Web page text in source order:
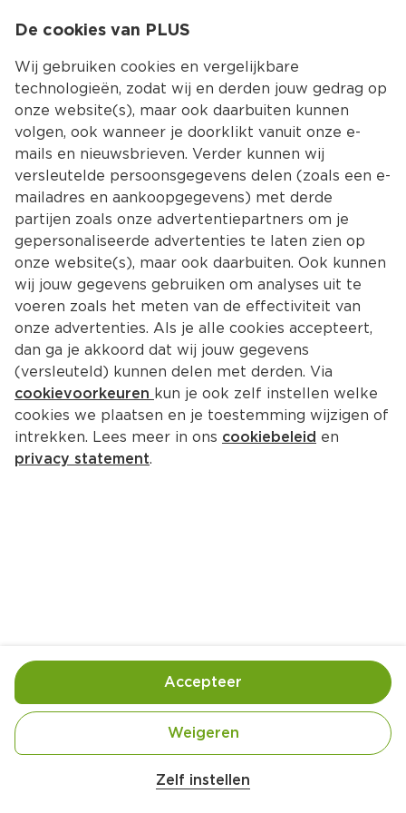
Kies jouw
Ingrediënten Bereiding
De cookies van PLUS
Wij gebruiken cookies en vergelijkbare
technologieën, zodat wij en derden jouw gedrag op
onze website(s), maar ook daarbuiten kunnen
volgen, ook wanneer je doorklikt vanuit onze e-
mails en nieuwsbrieven. Verder kunnen wij
versleutelde persoonsgegevens delen (zoals een e-
mailadres en aankoopgegevens) met derde
partijen zoals onze advertentiepartners om je
gepersonaliseerde advertenties te laten zien op
onze website(s), maar ook daarbuiten. Ook kunnen
wij jouw gegevens gebruiken om analyses uit te
voeren zoals het meten van de effectiviteit van
onze advertenties. Als je alle cookies accepteert,
dan ga je akkoord dat wij jouw gegevens
(versleuteld) kunnen delen met derden. Via
cookievoorkeuren kun je ook zelf instellen welke
cookies we plaatsen en je toestemming wijzigen of
intrekken. Lees meer in ons cookiebeleid en
privacy statement.
Zelf instellen
Weigeren
Accepteer